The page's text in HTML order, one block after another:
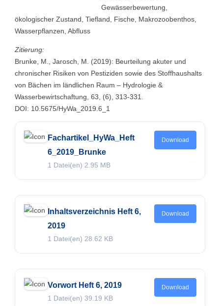
Gewässerbewertung,
ökologischer Zustand, Tiefland, Fische, Makrozoobenthos,
Wasserpflanzen, Abfluss
Zitierung:
Brunke, M., Jarosch, M. (2019): Beurteilung akuter und
chronischer Risiken von Pestiziden sowie des Stoffhaushalts
von Bächen im ländlichen Raum – Hydrologie &
Wasserbewirtschaftung, 63, (6), 313-331.
DOI: 10.5675/HyWa_2019.6_1
Fachartikel_HyWa_Heft
6_2019_Brunke
1 Datei(en) 2.95 MB
Download
Inhaltsverzeichnis Heft 6,
2019
1 Datei(en) 28.62 KB
Download
Vorwort Heft 6, 2019
1 Datei(en) 39.19 KB
Download